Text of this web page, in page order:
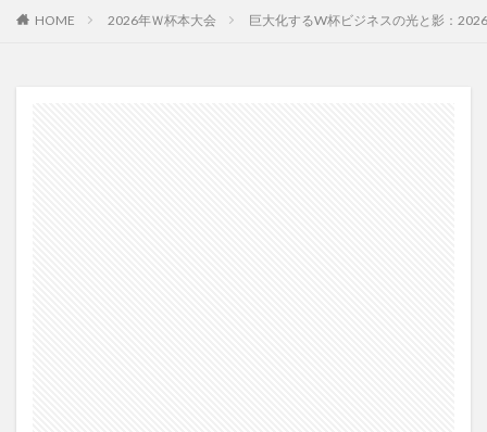
HOME 2026年Ｗ杯本大会 巨大化するW杯ビジネスの光と影：